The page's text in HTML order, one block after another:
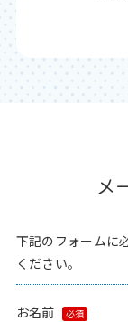
メ
下記のフォームに
ください。
お名前